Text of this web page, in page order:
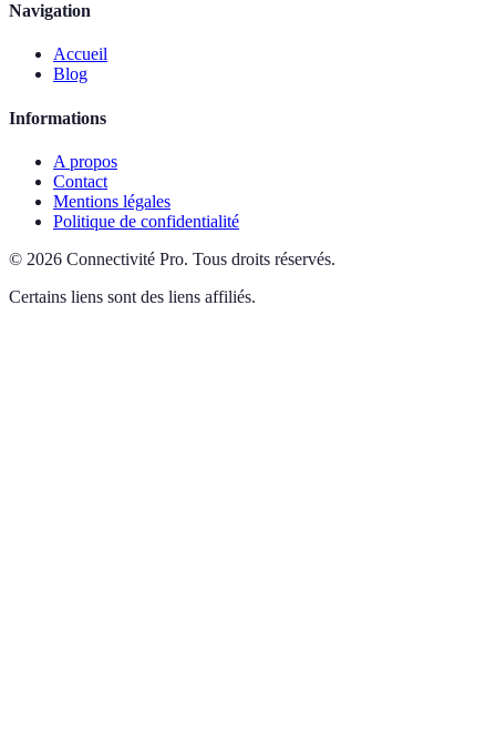
Navigation
Accueil
Blog
Informations
A propos
Contact
Mentions légales
Politique de confidentialité
© 2026 Connectivité Pro. Tous droits réservés.
Certains liens sont des liens affiliés.